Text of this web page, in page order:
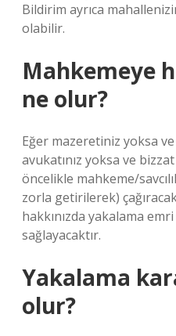
Bildirim ayrıca
olabilir.
Mahkemeye
ne olur?
Eğer mazeretiniz yoksa
avukatınız yoksa ve
öncelikle mahkeme/
zorla getirilerek)
hakkınızda yakalama emri
sağlayacaktır.
Yakalama
olur?